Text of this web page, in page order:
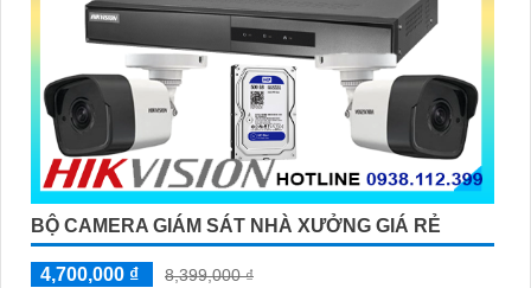
BỘ CAMERA GIÁM SÁT NHÀ XƯỞNG GIÁ RẺ
4,700,000 ₫
8,399,000 ₫